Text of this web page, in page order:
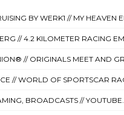
BY WERK1 // MY HEAVEN
// 4.2 KILOMETER RACING
// ORIGINALS MEET AND
// WORLD OF SPORTSCAR
BROADCASTS //